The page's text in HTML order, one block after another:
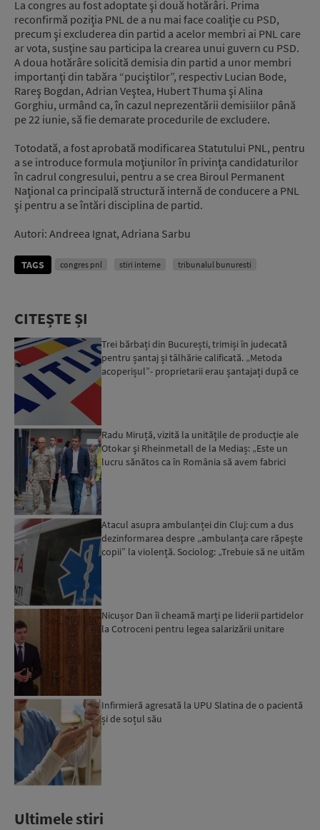
La congres au fost adoptate şi două hotărâri. Prima
reconfirmă poziţia PNL de a nu mai face coaliţie cu PSD,
precum şi excluderea din partid a acelor membri ai PNL care
ar vota, susţine sau participa la crearea unui guvern cu PSD.
A doua hotărâre solicită demisia din partid a unor membri
importanţi din tabăra “puciştilor”, respectiv Lucian Bode,
Rareş Bogdan, Adrian Veştea, Hubert Thuma şi Alina
Gorghiu, urmând ca, în cazul neprezentării demisiilor până
pe 22 iunie, să fie demarate procedurile de excludere.
Totodată, a fost aprobată modificarea Statutului PNL, pentru
a se introduce formula moţiunilor în privinţa candidaturilor
în cadrul congresului, pentru a se crea Biroul Permanent
Naţional ca principală structură internă de conducere a PNL
şi pentru a se întări disciplina de partid.
Autori: Andreea Ignat, Adriana Sarbu
TAGS congres pnl stiri interne tribunalul bunuresti
CITEȘTE ȘI
Trei bărbați din București, trimiși în judecată
pentru șantaj și tâlhărie calificată. „Metoda
acoperișul”- proprietarii erau șantajați după ce
Radu Miruță, vizită la unităţile de producţie ale
Otokar şi Rheinmetall de la Mediaș: „Este un
lucru sănătos ca în România să avem fabrici
Atacul asupra ambulanței din Cluj: cum a dus
dezinformarea despre „ambulanța care răpește
copii” la violență. Sociolog: „Trebuie să ne uităm
Nicușor Dan îi cheamă marți pe liderii partidelor
la Cotroceni pentru legea salarizării unitare
Infirmieră agresată la UPU Slatina de o pacientă
și de soțul său
Ultimele stiri